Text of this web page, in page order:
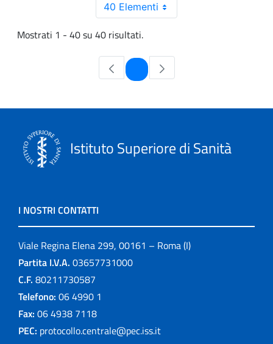
40 Elementi
Mostrati 1 - 40 su 40 risultati.
Pagina
Istituto Superiore di Sanità
I NOSTRI CONTATTI
Viale Regina Elena 299, 00161 – Roma (I)
Partita I.V.A. 03657731000
C.F. 80211730587
Telefono: 06 4990 1
Fax: 06 4938 7118
PEC: protocollo.centrale@pec.iss.it